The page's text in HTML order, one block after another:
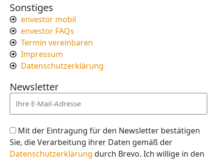
Sonstiges
envestor mobil
envestor FAQs
Termin vereinbaren
Impressum
Datenschutzerklärung
Newsletter
Mit der Eintragung für den Newsletter bestätigen
Sie, die Verarbeitung ihrer Daten gemäß der
Datenschutzerklärung durch Brevo. Ich willige in den